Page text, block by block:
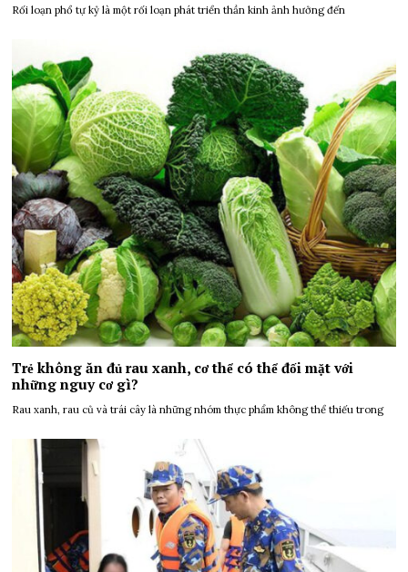
Rối loạn phổ tự kỷ là một rối loạn phát triển thần kinh ảnh hưởng đến
Trẻ không ăn đủ rau xanh, cơ thể có thể đối mặt với
những nguy cơ gì?
Rau xanh, rau củ và trái cây là những nhóm thực phẩm không thể thiếu trong